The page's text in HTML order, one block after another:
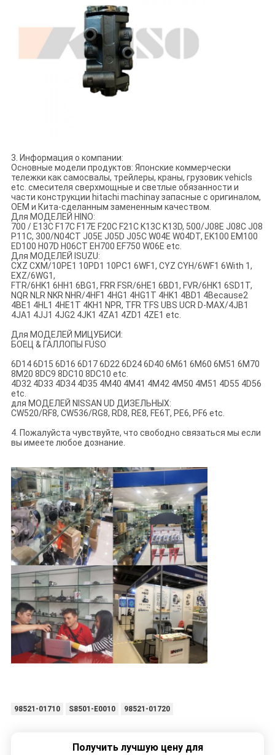
3. Информация о компании:
Основные модели продуктов: Японские коммерчески
тележки как самосвалы, трейлеры, краны, грузовик vehicls
etc. смесителя сверхмощные и светлые обязанности и
части конструкции hitachi machinay запасные с оригиналом,
OEM и Кита-сделанным замененным качеством.
Для МОДЕЛЕЙ HINO:
700 / E13C F17C F17E F20C F21C K13C K13D, 500/J08E J08C J08
P11C, 300/N04CT J05E J05D J05C W04E W04DT, EK100 EM100
ED100 H07D H06CT EH700 EF750 W06E etc.
Для МОДЕЛЕЙ ISUZU:
CXZ CXM/10PE1 10PD1 10PC1 6WF1, CYZ CYH/6WF1 6With 1,
EXZ/6WG1,
FTR/6HK1 6HH1 6BG1, FRR FSR/6HE1 6BD1, FVR/6HK1 6SD1T,
NQR NLR NKR NHR/4HF1 4HG1 4HG1T 4HK1 4BD1 4Because2
4BE1 4HL1 4HE1T 4KH1 NPR, TFR TFS UBS UCR D-MAX/4JB1
4JA1 4JJ1 4JG2 4JK1 4ZA1 4ZD1 4ZE1 etc.
Для МОДЕЛЕЙ МИЦУБИСИ:
БОЕЦ & ГАЛЛОПЫ FUSO
6D14 6D15 6D16 6D17 6D22 6D24 6D40 6M61 6M60 6M51 6M70
8M20 8DC9 8DC10 8DC10 etc.
4D32 4D33 4D34 4D35 4M40 4M41 4M42 4M50 4M51 4D55 4D56
etc.
для МОДЕЛЕЙ NISSAN UD ДИЗЕЛЬНЫХ:
CW520/RF8, CW536/RG8, RD8, RE8, FE6T, PE6, PF6 etc.
4. Пожалуйста чувствуйте, что свободно связаться мы если
вы имеете любое дознание.
98521-01710 S8501-E0010 98521-01720
Получить лучшую цену для